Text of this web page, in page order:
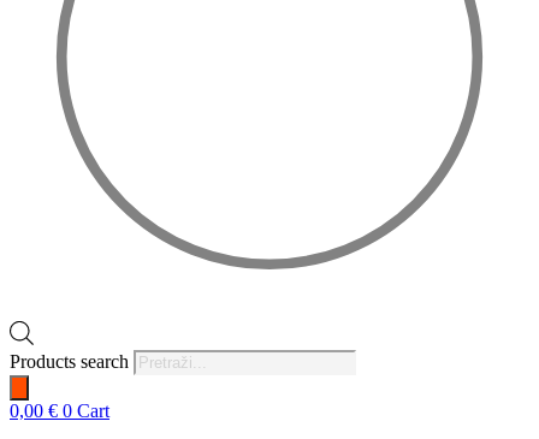
Products search
0,00 € 0 Cart